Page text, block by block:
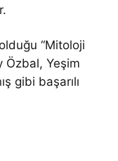
“Mitoloji
Özbal, Yeşim
gibi başarılı